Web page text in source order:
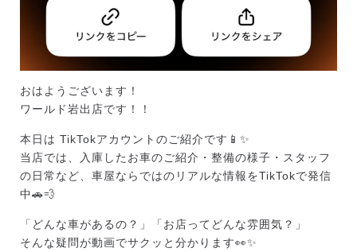
おはようございます！
ワールド岩出店です！！
本日は TikTokアカウントのご紹介です📱✨
当店では、入庫したお車のご紹介・整備の様子・スタッフ
の日常など、車屋ならではのリアルな情報をTikTokで発信
中🚗💨
「どんな車があるの？」「お店ってどんな雰囲気？」
そんな疑問が動画でサクッと分かります👀✨